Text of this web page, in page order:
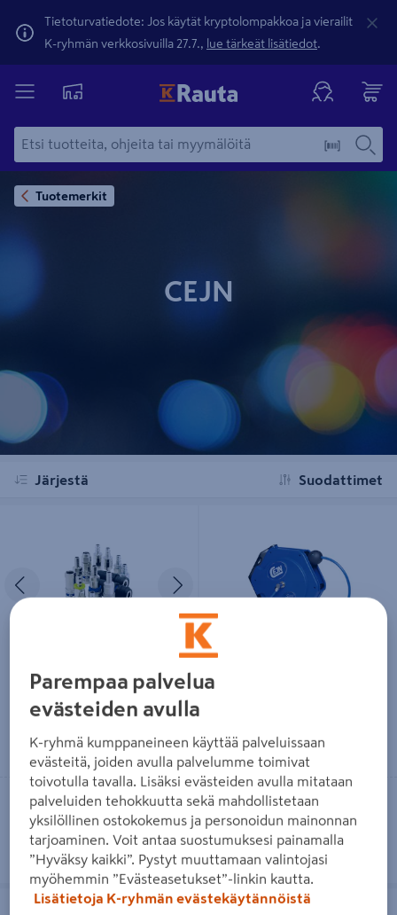
Tietoturvatiedote: Jos käytät kryptolompakkoa ja vierailit
K-ryhmän verkkosivuilla 27.7., lue tärkeät lisätiedot.
Tuotemerkit
CEJN
Järjestä Suodattimet
Edellinen
rk3/8"
Lue lisää
Vain myymälöistä
Heti 6 myymälästä
Letkukela 7,0m CEJN PU-letku
Lue lisää
Vain myymälöistä
Heti 1 myymälästä
Liitinrunko CEJN ulkokierre rk1/2" Liitinrunko CEJN letkukara 8mm
Parempaa palvelua
evästeiden avulla
K-ryhmä kumppaneineen käyttää palveluissaan
evästeitä, joiden avulla palvelumme toimivat
toivotulla tavalla. Lisäksi evästeiden avulla mitataan
palveluiden tehokkuutta sekä mahdollistetaan
yksilöllinen ostokokemus ja personoidun mainonnan
tarjoaminen. Voit antaa suostumuksesi painamalla
”Hyväksy kaikki”. Pystyt muuttamaan valintojasi
myöhemmin ”Evästeasetukset”-linkin kautta.
Lisätietoja K-ryhmän evästekäytännöistä